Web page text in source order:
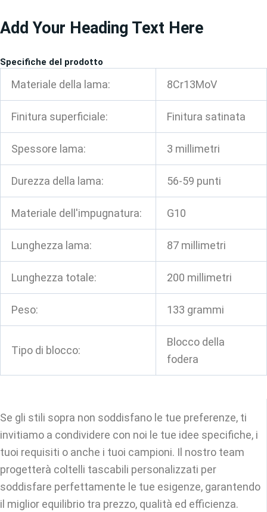
al
Add Your Heading Text Here
Specifiche del prodotto
Materiale della lama: 8Cr13MoV
Finitura superficiale: Finitura satinata
Spessore lama: 3 millimetri
Durezza della lama: 56-59 punti
Materiale dell'impugnatura: G10
Lunghezza lama: 87 millimetri
Lunghezza totale: 200 millimetri
Peso: 133 grammi
Tipo di blocco:
Blocco della
fodera
Se gli stili sopra non soddisfano le tue preferenze, ti
invitiamo a condividere con noi le tue idee specifiche, i
tuoi requisiti o anche i tuoi campioni. Il nostro team
progetterà coltelli tascabili personalizzati per
soddisfare perfettamente le tue esigenze, garantendo
il miglior equilibrio tra prezzo, qualità ed efficienza.